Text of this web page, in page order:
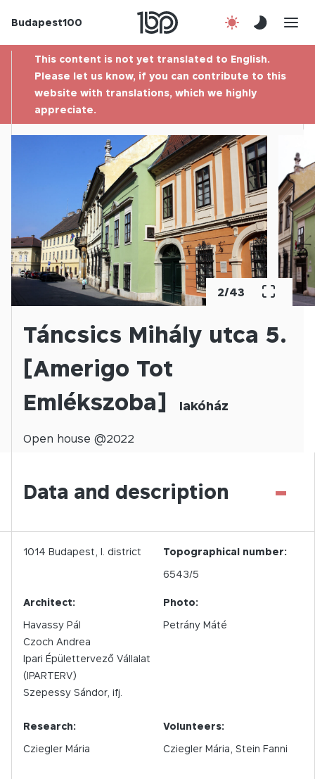
Budapest100
Contact
This content is not yet translated to English.
Please let us know, if you can contribute to this
website with translations, which we highly
appreciate.
3/43
Táncsics Mihály utca 5.
[Amerigo Tot
Emlékszoba]
lakóház
Open house @2022
Data and description -
1014 Budapest, I. district
Topographical number:
6543/5
Architect:
Havassy Pál
Czoch Andrea
Ipari Épülettervező Vállalat
(IPARTERV)
Szepessy Sándor, ifj.
Photo:
Petrány Máté
Research:
Cziegler Mária
Volunteers:
Cziegler Mária, Stein Fanni